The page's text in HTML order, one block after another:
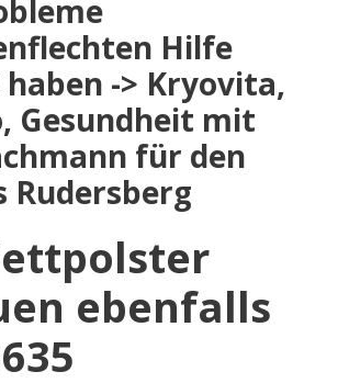
Hilfe
-> Kryovita,
Gesundheit mit
für den
Rudersberg
ebenfalls